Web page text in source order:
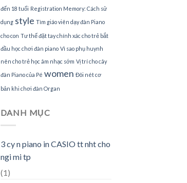
đến 18 tuổi Registration Memory: Cách sử
dụng style Tìm giáo viên dạy đàn Piano
cho con Tư thế đặt tay chính xác cho trẻ bắt
đầu học chơi đàn piano Vì sao phụ huynh
nên cho trẻ học âm nhạc sớm Vị trí cho cây
đàn Piano của Pé women Đôi nét cơ
bản khi chơi đàn Organ
DANH MỤC
3 cy n piano in CASIO tt nht cho
ngi mi tp
(1)